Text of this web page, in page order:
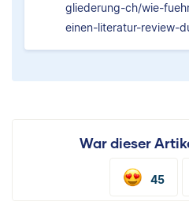
gliederung-ch/wie-
einen-literatur-review-
War dieser
45